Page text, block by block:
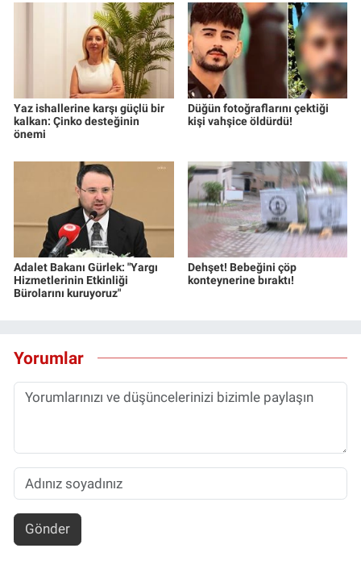
Yaz ishallerine karşı güçlü bir
kalkan: Çinko desteğinin
önemi
Düğün fotoğraflarını çektiği
kişi vahşice öldürdü!
Adalet Bakanı Gürlek: "Yargı
Hizmetlerinin Etkinliği
Bürolarını kuruyoruz"
Dehşet! Bebeğini çöp
konteynerine bıraktı!
Yorumlar
Gönder